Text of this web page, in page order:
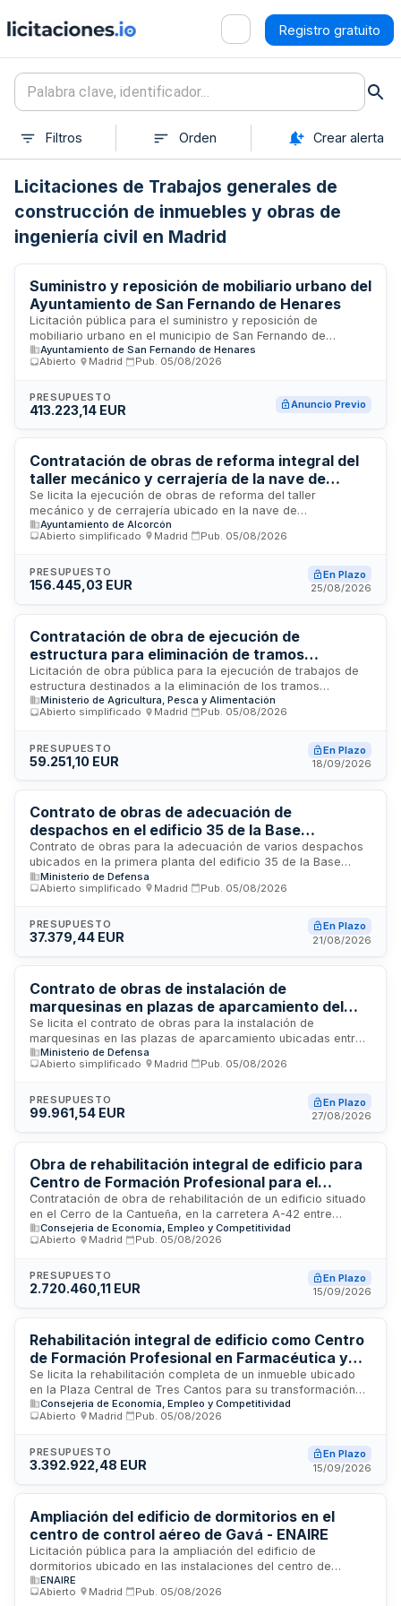
Registro gratuito
Filtros Orden Crear alerta
Licitaciones de Trabajos generales de
construcción de inmuebles y obras de
ingeniería civil en Madrid
Suministro y reposición de mobiliario urbano del
Ayuntamiento de San Fernando de Henares
Licitación pública para el suministro y reposición de
mobiliario urbano en el municipio de San Fernando de
Henares. La Junta de Gobierno Local del Ayuntamiento
contrata la provisión de elementos de mobiliario destinados
mantenimiento. El objeto comprende la adquisición de
diversos componentes de equipamiento urbano necesarios
municipal. La inversión presupuestada alcanza más de
cuatrocientos mil euros.
Ayuntamiento de San Fernando de Henares
Abierto
Madrid Pub. 05/08/2026
PRESUPUESTO
413.223,14 EUR Anuncio Previo
Contratación de obras de reforma integral del
taller mecánico y cerrajería de la nave de
mantenimiento municipal
Se licita la ejecución de obras de reforma del taller
mecánico y de cerrajería ubicado en la nave de
mantenimiento municipal. El proyecto técnico, redactado por
arquitecto profesional colegiado, define los trabajos a
la correcta ejecución técnica de todas las fases. La
dirección facultativa de las obras corre a cargo del
bajo sistema de precio a tanto alzado conforme al
presupuesto detallado y mediciones establecidas en la
documentación técnica del proyecto.
Ayuntamiento de Alcorcón
Abierto simplificado
Madrid Pub. 05/08/2026
PRESUPUESTO
156.445,03 EUR
En Plazo
25/08/2026
Contratación de obra de ejecución de
estructura para eliminación de tramos
inferiores de escalera exterior de evacuación
del Laboratorio Arbitral Agroalimentario de
Madrid
Licitación de obra pública para la ejecución de trabajos de
estructura destinados a la eliminación de los tramos
inferiores de la escalera exterior de evacuación del edificio
sur del Laboratorio Arbitral Agroalimentario de Madrid. El
simplificado y se rige por las disposiciones de la Ley de
Contratos del Sector Público. La administración contratante
de la Dirección General de Servicios e Inspección.
Ministerio de Agricultura, Pesca y Alimentación
Abierto simplificado
Madrid Pub. 05/08/2026
PRESUPUESTO
59.251,10 EUR
En Plazo
18/09/2026
Contrato de obras de adecuación de
despachos en el edificio 35 de la Base
Retamares
Contrato de obras para la adecuación de varios despachos
ubicados en la primera planta del edificio 35 de la Base
Retamares, promovido por la Jefatura de Seguridad y
Servicios de Retamares. El proyecto contempla la
de personal y secciones, así como la implementación de
ventilación natural en todas las estancias destinadas a
mantenimiento según la normativa aplicable.
Ministerio de Defensa
Abierto simplificado
Madrid Pub. 05/08/2026
PRESUPUESTO
37.379,44 EUR
En Plazo
21/08/2026
Contrato de obras de instalación de
marquesinas en plazas de aparcamiento del
Centro de Apoyo Operativo de Ciberseguridad
Se licita el contrato de obras para la instalación de
marquesinas en las plazas de aparcamiento ubicadas entre
los edificios 428 y 429 del Centro de Apoyo Operativo de
Ciberseguridad de la Defensa en Madrid. Se trata de obras
Ley de Contratos del Sector Público. El procedimiento de
adjudicación es abierto simplificado y la tramitación
Asuntos Económicos del Estado Mayor de la Defensa.
Ministerio de Defensa
Abierto simplificado
Madrid Pub. 05/08/2026
PRESUPUESTO
99.961,54 EUR
En Plazo
27/08/2026
Obra de rehabilitación integral de edificio para
Centro de Formación Profesional para el
Empleo en Fuenlabrada
Contratación de obra de rehabilitación de un edificio situado
en el Cerro de la Cantueña, en la carretera A-42 entre
Madrid y Toledo, destinado a funcionar como Centro de
Formación Profesional para el Empleo. El proyecto contempla
modificaciones estructurales en zonas de talleres según las
especialidades formativas a implantar, así como el
tratamiento de residuos y gestión energética durante la
ejecución.
Consejeria de Economía, Empleo y Competitividad
Abierto
Madrid Pub. 05/08/2026
PRESUPUESTO
2.720.460,11 EUR
En Plazo
15/09/2026
Rehabilitación integral de edificio como Centro
de Formación Profesional en Farmacéutica y
Biotecnología en Tres Cantos, Madrid
Se licita la rehabilitación completa de un inmueble ubicado
en la Plaza Central de Tres Cantos para su transformación
en Centro de Formación Profesional especializado en
Farmacéutica y Biotecnología. Las obras incluyen reforma
de climatización y tratamiento del aire, así como adecuación
integral del edificio para su nuevo uso educativo y
rehabilitación de edificios con ejecución coordinada de obra
civil e instalaciones complejas.
Consejeria de Economía, Empleo y Competitividad
Abierto
Madrid Pub. 05/08/2026
PRESUPUESTO
3.392.922,48 EUR
En Plazo
15/09/2026
Ampliación del edificio de dormitorios en el
centro de control aéreo de Gavá - ENAIRE
Licitación pública para la ampliación del edificio de
dormitorios ubicado en las instalaciones del centro de
control aéreo de Gavá, convocada por la Dirección
Económico-Financiera de ENAIRE. El proyecto comprende
ENAIRE
Abierto
Madrid Pub. 05/08/2026